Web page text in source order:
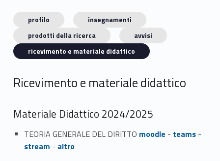
profilo
insegnamenti
prodotti della ricerca
avvisi
ricevimento e materiale didattico
Ricevimento e materiale didattico
Materiale Didattico 2024/2025
TEORIA GENERALE DEL DIRITTO moodle - teams-
stream - altro